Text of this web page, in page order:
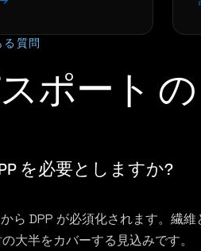
る質問
ポート の
を必要としますか?
DPP が必須化されます。繊維
大半をカバーする見込みです。